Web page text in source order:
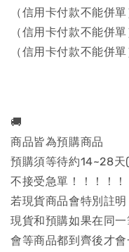
（信用卡付款不能併單
（信用卡付款不能併單
（信用卡付款不能併單
🚚
商品皆為預購商品
預購須等待約14~28天(
不接受急單！！！！！
若現貨商品會特別註明
現貨和預購如果在同
會等商品都到齊後才